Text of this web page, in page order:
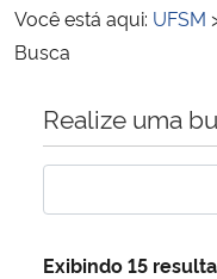
Ministério das Relações
Ministério da Educação
Você está aqui: UFSM
Busca
Início do conteúdo
Realize uma
Exibindo 15